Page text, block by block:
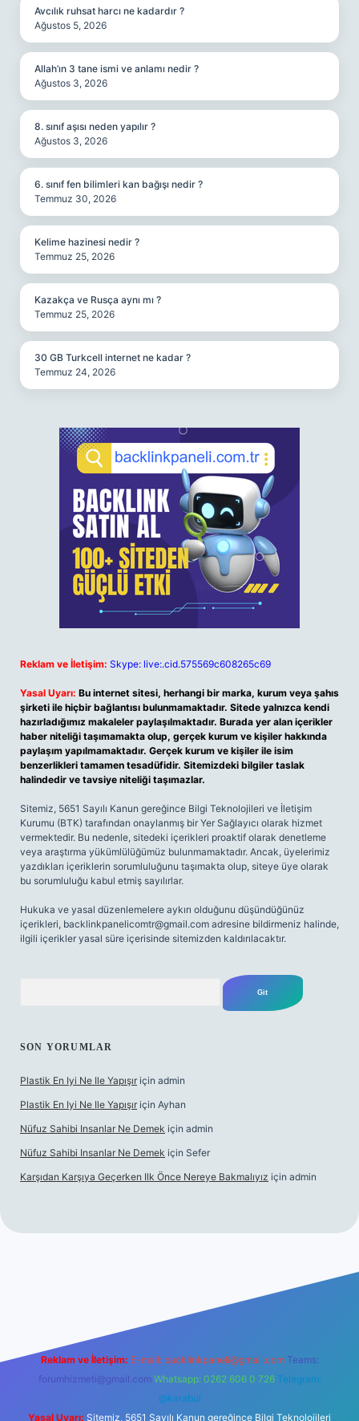
Avcılık ruhsat harcı ne kadardır ?
Ağustos 5, 2026
Allah’ın 3 tane ismi ve anlamı nedir ?
Ağustos 3, 2026
8. sınıf aşısı neden yapılır ?
Ağustos 3, 2026
6. sınıf fen bilimleri kan bağışı nedir ?
Temmuz 30, 2026
Kelime hazinesi nedir ?
Temmuz 25, 2026
Kazakça ve Rusça aynı mı ?
Temmuz 25, 2026
30 GB Turkcell internet ne kadar ?
Temmuz 24, 2026
Reklam ve İletişim: Skype: live:.cid.575569c608265c69
Yasal Uyarı: Bu internet sitesi, herhangi bir marka, kurum veya şahıs
şirketi ile hiçbir bağlantısı bulunmamaktadır. Sitede yalnızca kendi
hazırladığımız makaleler paylaşılmaktadır. Burada yer alan içerikler
haber niteliği taşımamakta olup, gerçek kurum ve kişiler hakkında
paylaşım yapılmamaktadır. Gerçek kurum ve kişiler ile isim
benzerlikleri tamamen tesadüfidir. Sitemizdeki bilgiler taslak
halindedir ve tavsiye niteliği taşımazlar.
Sitemiz, 5651 Sayılı Kanun gereğince Bilgi Teknolojileri ve İletişim
Kurumu (BTK) tarafından onaylanmış bir Yer Sağlayıcı olarak hizmet
vermektedir. Bu nedenle, sitedeki içerikleri proaktif olarak denetleme
veya araştırma yükümlülüğümüz bulunmamaktadır. Ancak, üyelerimiz
yazdıkları içeriklerin sorumluluğunu taşımakta olup, siteye üye olarak
bu sorumluluğu kabul etmiş sayılırlar.
Hukuka ve yasal düzenlemelere aykırı olduğunu düşündüğünüz
içerikleri, backlinkpanelicomtr@gmail.com adresine bildirmeniz halinde,
ilgili içerikler yasal süre içerisinde sitemizden kaldırılacaktır.
SON YORUMLAR
Plastik En Iyi Ne Ile Yapışır için admin
Plastik En Iyi Ne Ile Yapışır için Ayhan
Nüfuz Sahibi Insanlar Ne Demek için admin
Nüfuz Sahibi Insanlar Ne Demek için Sefer
Karşıdan Karşıya Geçerken Ilk Önce Nereye Bakmalıyız için admin
Reklam ve İletişim: E-mail: backlinkpaneli@gmail.com Teams:
forumhizmeti@gmail.com Whatsapp: 0262 606 0 726 Telegram:
@karabul
Yasal Uyarı: Sitemiz, 5651 Sayılı Kanun gereğince Bilgi Teknolojileri